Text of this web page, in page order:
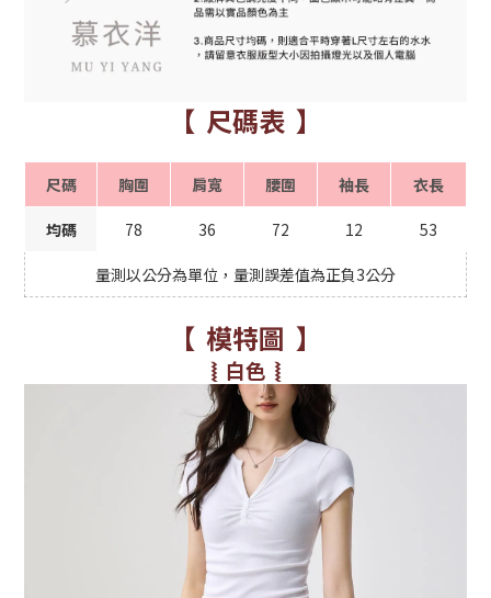
【 尺碼表 】
尺碼 胸圍 肩寬 腰圍 袖長 衣長
均碼 78 36 72 12 53
量測以公分為單位，量測誤差值為正負3公分
【 模特圖 】
⦚ 白色 ⦚